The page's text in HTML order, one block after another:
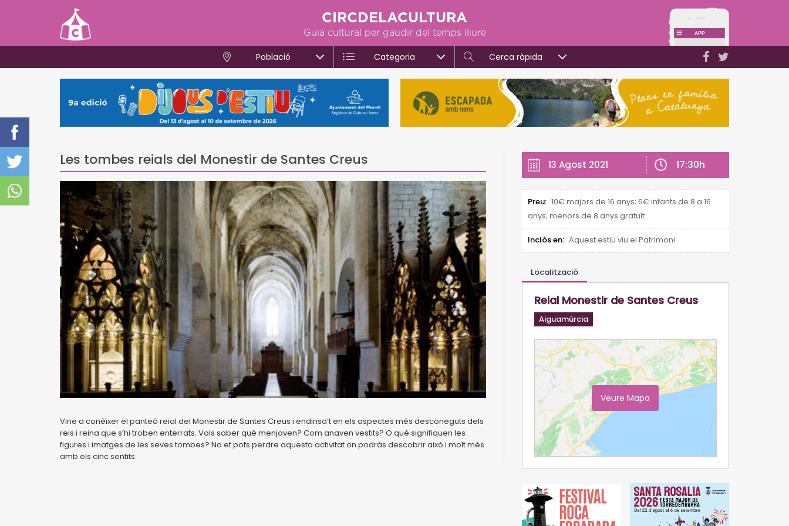
CIRCDELACULTURA
Guia cultural per gaudir del temps lliure
Població Categoria Cerca ràpida
Les tombes reials del Monestir de Santes Creus
Vine a conèixer el panteó reial del Monestir de Santes Creus i endinsa’t en els aspectes més desconeguts dels
reis i reina que s’hi troben enterrats. Vols saber què menjaven? Com anaven vestits? O què signifiquen les
figures i imatges de les seves tombes? No et pots perdre aquesta activitat on podràs descobrir això i molt més
amb els cinc sentits.
13 Agost 2021 17:30h
Preu: 10€ majors de 16 anys; 6€ infants de 8 a 16
anys; menors de 8 anys gratuït
Inclòs en: Aquest estiu viu el Patrimoni
Localització
Reial Monestir de Santes Creus
Aiguamúrcia
Veure Mapa